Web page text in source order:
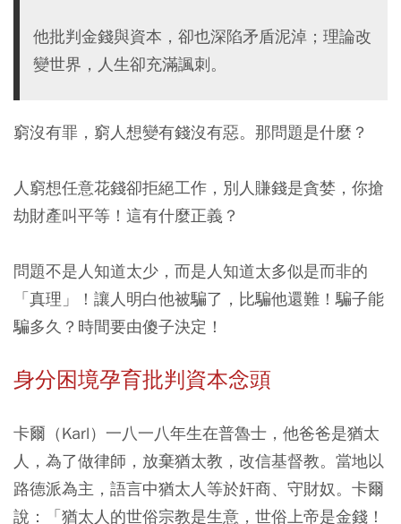
他批判金錢與資本，卻也深陷矛盾泥淖；理論改
變世界，人生卻充滿諷刺。
窮沒有罪，窮人想變有錢沒有惡。那問題是什麼？
人窮想任意花錢卻拒絕工作，別人賺錢是貪婪，你搶
劫財產叫平等！這有什麼正義？
問題不是人知道太少，而是人知道太多似是而非的
「真理」！讓人明白他被騙了，比騙他還難！騙子能
騙多久？時間要由傻子決定！
身分困境孕育批判資本念頭
卡爾（Karl）一八一八年生在普魯士，他爸爸是猶太
人，為了做律師，放棄猶太教，改信基督教。當地以
路德派為主，語言中猶太人等於奸商、守財奴。卡爾
說：「猶太人的世俗宗教是生意，世俗上帝是金錢！